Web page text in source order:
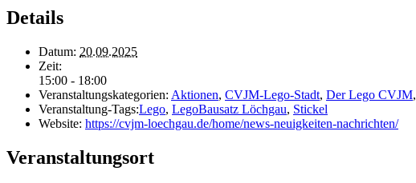
Details
Datum: 20.09.2025
Zeit:
15:00 - 18:00
Veranstaltungskategorien: Aktionen, CVJM-Lego-Stadt, Der Lego CVJM,
Veranstaltung-Tags:Lego, LegoBausatz Löchgau, Stickel
Website: https://cvjm-loechgau.de/home/news-neuigkeiten-nachrichten/
Veranstaltungsort